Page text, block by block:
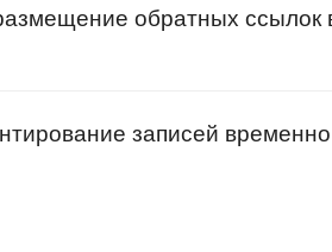
обратных ссылок
записей